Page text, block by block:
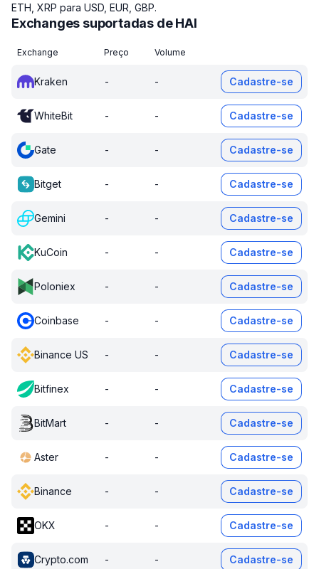
ETH, XRP para USD, EUR, GBP.
Exchanges suportadas de HAI
Exchange Preço Volume
Kraken - - Cadastre-se
WhiteBit - - Cadastre-se
Gate - - Cadastre-se
Bitget - - Cadastre-se
Gemini - - Cadastre-se
KuCoin - - Cadastre-se
Poloniex - - Cadastre-se
Coinbase - - Cadastre-se
Binance US - - Cadastre-se
Bitfinex - - Cadastre-se
BitMart - - Cadastre-se
Aster - - Cadastre-se
Binance - - Cadastre-se
OKX - - Cadastre-se
Crypto.com - - Cadastre-se